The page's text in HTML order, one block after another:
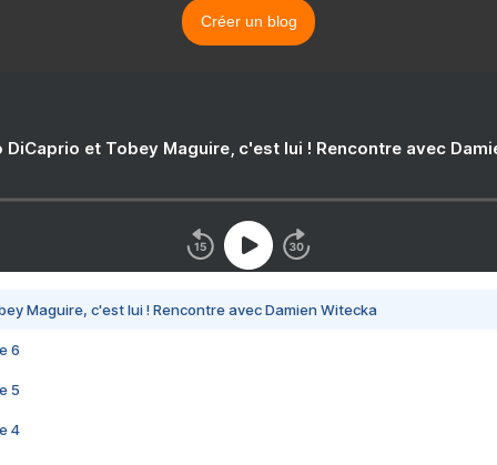
Créer un blog
DiCaprio et Tobey Maguire, c'est lui ! Rencontre avec
Maguire, c'est lui ! Rencontre avec Damien Witecka
6
5
4